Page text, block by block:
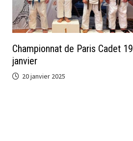
Championnat de Paris Cadet 19
janvier
20 janvier 2025